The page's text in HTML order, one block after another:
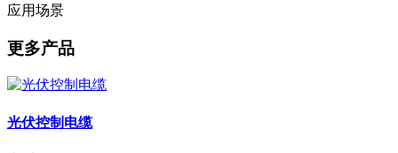
应用场景
更多产品
光伏控制电缆